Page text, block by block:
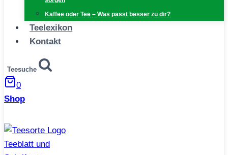
Kaffee oder Tee – Was passt besser zu dir?
Teelexikon
Kontakt
Teesuche
0
Shop